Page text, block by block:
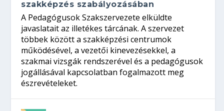
szakképzés szabályozásában
A Pedagógusok Szakszervezete elküldte
javaslatait az illetékes tárcának. A szervezet
többek között a szakképzési centrumok
működésével, a vezetői kinevezésekkel, a
szakmai vizsgák rendszerével és a pedagógusok
jogállásával kapcsolatban fogalmazott meg
észrevételeket.